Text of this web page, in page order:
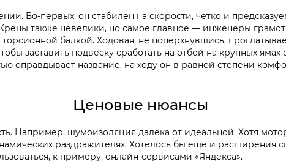
Во-первых, он стабилен на скорости, четко и
также невелики, но самое главное — инженеры
балкой. Ходовая, не поперхнувшись,
заставить подвеску сработать на отбой на крупных
оправдывает название, на ходу он в равной степени
Ценовые нюансы
Например, шумоизоляция далека от идеальной. Хотя
раздражителях. Хотелось бы еще и расширения
к примеру, онлайн-сервисами «Яндекса».